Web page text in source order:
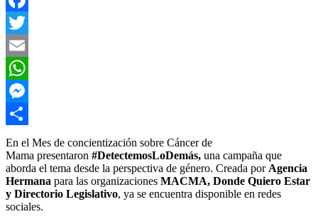
Facebook
Twitter
Email
WhatsApp
Messenger
Compartir
En el Mes de concientización sobre Cáncer de
Mama presentaron #DetectemosLoDemás, una campaña que
aborda el tema desde la perspectiva de género. Creada porAgencia
Hermana para las organizaciones MACMA, Donde Quiero Estar
y Directorio Legislativo, ya se encuentra disponible en redes
sociales.